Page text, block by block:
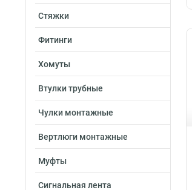
Стяжки
Фитинги
Хомуты
Втулки трубные
Чулки монтажные
Вертлюги монтажные
Муфты
Сигнальная лента